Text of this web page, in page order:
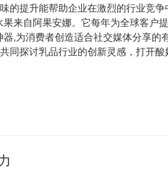
提升能帮助企业在激烈的行业竞
来自阿果安娜。它每年为全球客户
,为消费者创造适合社交媒体分享
同探讨乳品行业的创新灵感，打开酸